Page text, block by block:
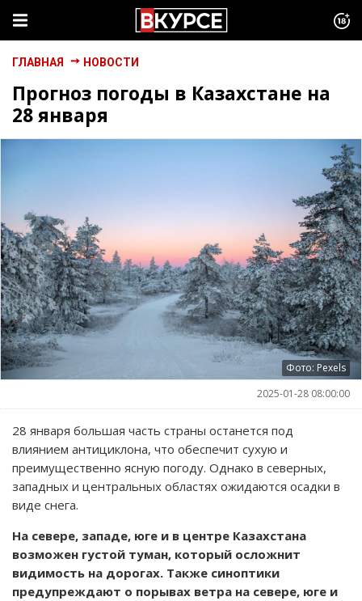
ГЛАВНАЯ НОВОСТИ
Прогноз погоды в Казахстане на
28 января
Фото: Pexels
2025-01-28 08:00:00
28 января большая часть страны останется под
влиянием антициклона, что обеспечит сухую и
преимущественно ясную погоду. Однако в северных,
западных и центральных областях ожидаются осадки в
виде снега.
На севере, западе, юге и в центре Казахстана
возможен густой туман, который осложнит
видимость на дорогах. Также синоптики
предупреждают о порывах ветра на севере, юге и